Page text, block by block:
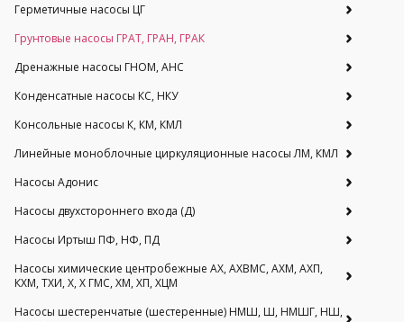
Герметичные насосы ЦГ
Грунтовые насосы ГРАТ, ГРАН, ГРАК
Дренажные насосы ГНОМ, АНС
Конденсатные насосы КС, НКУ
Консольные насосы К, КМ, КМЛ
Линейные моноблочные циркуляционные насосы ЛМ, КМЛ
Насосы Адонис
Насосы двухстороннего входа (Д)
Насосы Иртыш ПФ, НФ, ПД
Насосы химические центробежные АХ, АХВМС, АХМ, АХП,
КХМ, ТХИ, Х, Х ГМС, ХМ, ХП, ХЦМ
Насосы шестеренчатые (шестеренные) НМШ, Ш, НМШГ, НШ,